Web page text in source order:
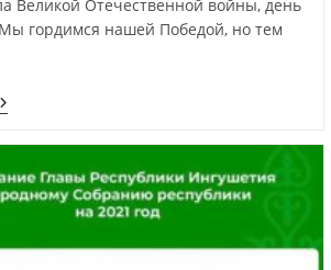
Великой Отечественной войны, день
гордимся нашей Победой, но тем